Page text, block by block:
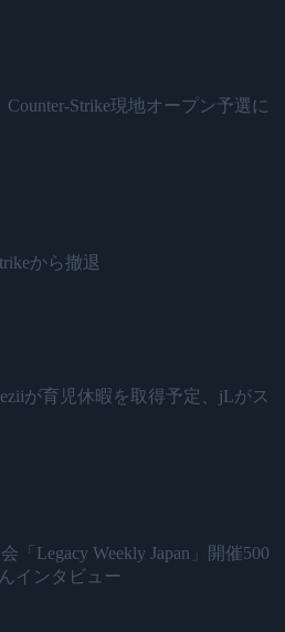
Counter-Strike現地オープン予選に
から撤退
が育児休暇を取得予定、jLがス
「Legacy Weekly Japan」開催500
インタビュー